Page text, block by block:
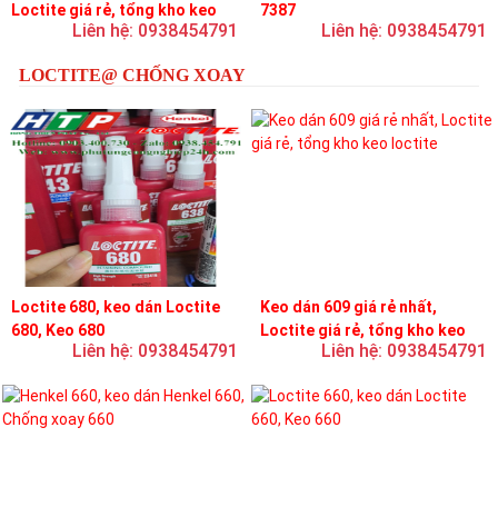
Loctite giá rẻ, tổng kho keo
Liên hệ: 0938454791
7387
Liên hệ: 0938454791
LOCTITE@ CHỐNG XOAY
Loctite 680, keo dán Loctite
680, Keo 680
Liên hệ: 0938454791
Keo dán 609 giá rẻ nhất,
Loctite giá rẻ, tổng kho keo
Liên hệ: 0938454791